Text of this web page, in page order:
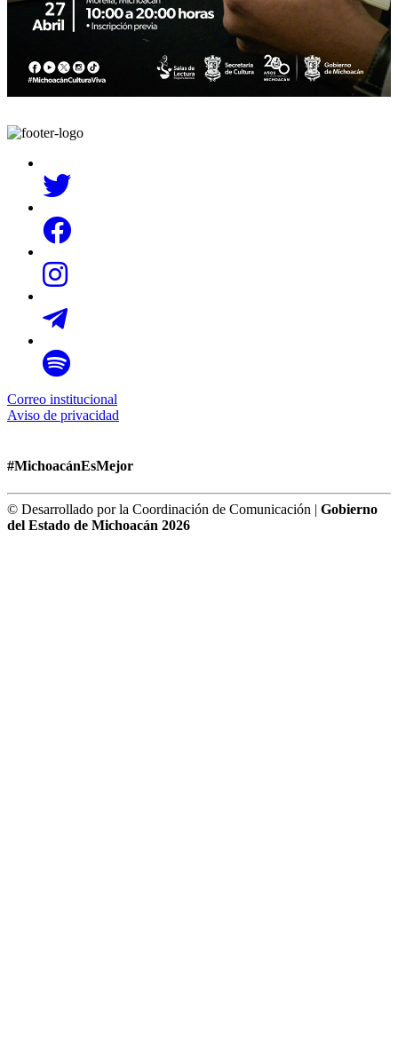
Correo institucional
Aviso de privacidad
#MichoacánEsMejor
© Desarrollado por la Coordinación de Comunicación | Gobierno
del Estado de Michoacán 2026